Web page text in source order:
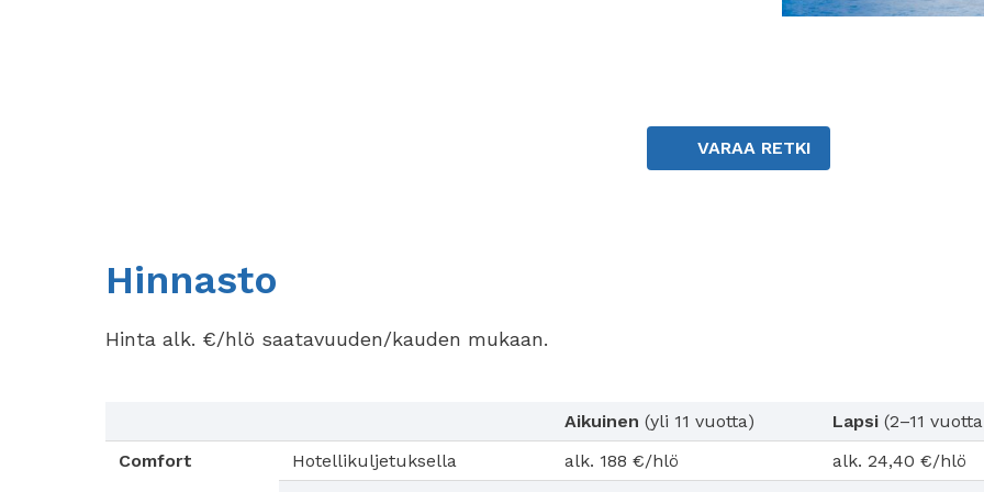
VARAA RETKI
Hinnasto
Hinta alk. €/hlö saatavuuden/kauden mukaan.
Aikuinen (yli 11 vuotta) Lapsi (2–11
Comfort
Hotellikuljetuksella alk. 188 €/hlö
alk. 24,40 €/hlö